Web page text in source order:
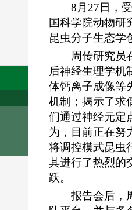
8 月 27日，
国科学院动物研
昆虫分子生态学
周传研究员
后神经生理学机
体钙离子成像等
机制；揭示了求
们通过神经元定
为，目前正在努
将调控模式昆虫
其进行了热烈的
跃。
报告会后，